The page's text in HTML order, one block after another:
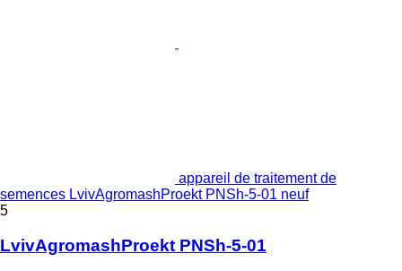
appareil de traitement de
semences LvivAgromashProekt PNSh-5-01 neuf
5
LvivAgromashProekt PNSh-5-01